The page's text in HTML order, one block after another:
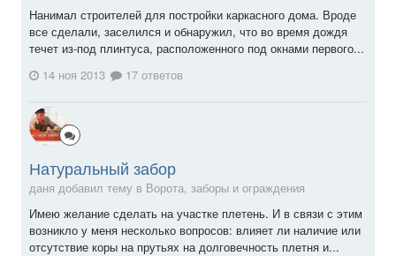
Нанимал строителей для постройки каркасного дома. Вроде
все сделали, заселился и обнаружил, что во время дождя
течет из-под плинтуса, расположенного под окнами первого...
14 ноя 2013
17 ответов
Натуральный забор
даня добавил тему в Ворота, заборы и ограждения
Имею желание сделать на участке плетень. И в связи с этим
возникло у меня несколько вопросов: влияет ли наличие или
отсутствие коры на прутьях на долговечность плетня и...